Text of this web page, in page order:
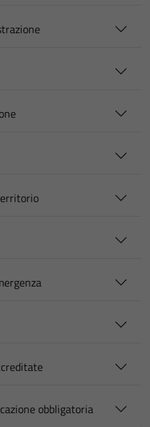
obbligatoria